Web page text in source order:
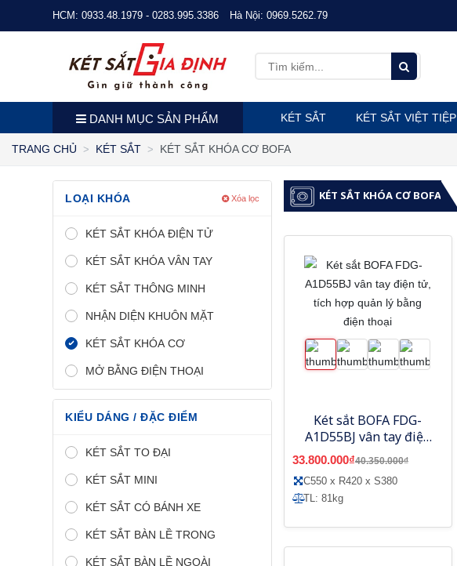
HCM: 0933.48.1979 - 0283.995.3386 Hà Nội: 0969.5262.79
DANH MỤC SẢN PHẨM KÉT SẮT KÉT SẮT VIỆT TIỆP
TRANG CHỦ KÉT SẮT KÉT SẮT KHÓA CƠ BOFA
LOẠI KHÓA Xóa lọc
KÉT SẮT KHÓA ĐIỆN TỬ
KÉT SẮT KHÓA VÂN TAY
KÉT SẮT THÔNG MINH
NHẬN DIỆN KHUÔN MẶT
KÉT SẮT KHÓA CƠ
MỞ BẰNG ĐIỆN THOẠI
KIỂU DÁNG / ĐẶC ĐIỂM
KÉT SẮT TO ĐẠI
KÉT SẮT MINI
KÉT SẮT CÓ BÁNH XE
KÉT SẮT BÀN LỀ TRONG
KÉT SẮT BÀN LỀ NGOÀI
KÉT SẮT KHÓA CƠ BOFA
Két sắt BOFA FDG-
A1D55BJ vân tay điện
tử, tích hợp quản lý
bằng điện thoại
33.800.000₫40.350.000₫
C550 x R420 x S380
TL: 81kg